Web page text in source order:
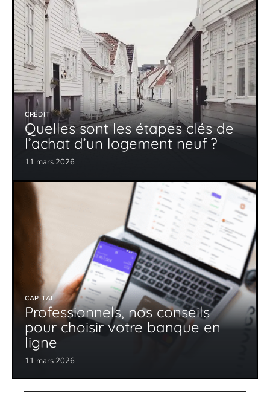
CRÉDIT
Quelles sont les étapes clés de
l’achat d’un logement neuf ?
11 mars 2026
CAPITAL
Professionnels, nos conseils
pour choisir votre banque en
ligne
11 mars 2026